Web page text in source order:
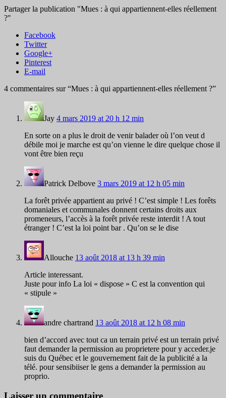
Partager la publication "Mues : à qui appartiennent-elles réellement
?"
Facebook
Twitter
Google+
Pinterest
E-mail
4 commentaires sur “Mues : à qui appartiennent-elles réellement ?”
Jay 4 mars 2019 at 20 h 12 min
En sorte on a plus le droit de venir balader où l’on veut d
débile moi je marche est qu’on vienne le dire quelque chose il
vont être bien reçu
Patrick Delbove 3 mars 2019 at 12 h 05 min
La forêt privée appartient au privé ! C’est simple ! Les forêts
domaniales et communales donnent certains droits aux
promeneurs, l’accès à la forêt privée reste interdit ! A tout
étranger ! C’est la loi point bar . Qu’on se le dise
Allouche 13 août 2018 at 13 h 39 min
Article interessant.
Juste pour info La loi « dispose » C est la convention qui
« stipule »
andre chartrand 13 août 2018 at 12 h 08 min
bien d’accord avec tout ca un terrain privé est un terrain privé
faut demander la permission au proprietere pour y acceder.je
suis du Québec et le gouvernement fait de la publicité a la
télé. pour sensibiiser le gens a demander la permission au
proprio.
Laisser un commentaire